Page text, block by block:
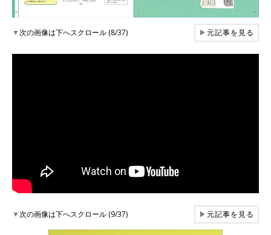
▼次の画像は下へスクロール (8/37) ▶元記事を見る
▼次の画像は下へスクロール (9/37) ▶元記事を見る